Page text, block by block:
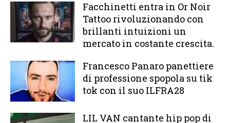
Facchinetti entra in Or Noir
Tattoo rivoluzionando con
brillanti intuizioni un
mercato in costante crescita.
Francesco Panaro panettiere
di professione spopola su tik
tok con il suo ILFRA28
LIL VAN cantante hip pop di